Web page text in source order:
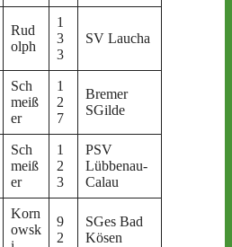
Rud
olph
1
3
3
SV Laucha
Sch
meiß
er
1
2
7
Bremer
SGilde
Sch
meiß
er
1
2
3
PSV
Lübbenau-
Calau
Korn
owsk
9
2
SGes Bad
Kösen